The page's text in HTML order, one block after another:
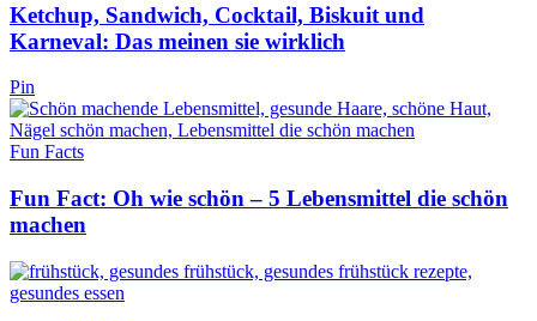
Ketchup, Sandwich, Cocktail, Biskuit und
Karneval: Das meinen sie wirklich
Pin
Fun Facts
Fun Fact: Oh wie schön – 5 Lebensmittel die schön
machen